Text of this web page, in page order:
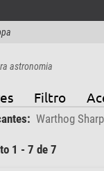
astronomia
Filtro
Warthog
1 - 7 de 7